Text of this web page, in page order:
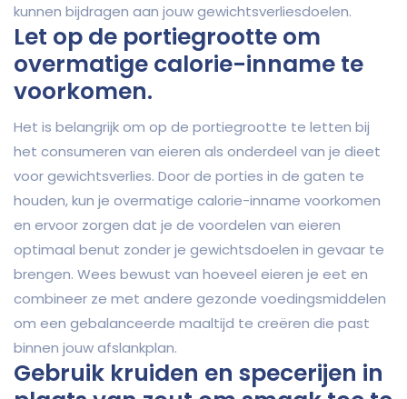
kunnen bijdragen aan jouw gewichtsverliesdoelen.
Let op de portiegrootte om
overmatige calorie-inname te
voorkomen.
Het is belangrijk om op de portiegrootte te letten bij
het consumeren van eieren als onderdeel van je dieet
voor gewichtsverlies. Door de porties in de gaten te
houden, kun je overmatige calorie-inname voorkomen
en ervoor zorgen dat je de voordelen van eieren
optimaal benut zonder je gewichtsdoelen in gevaar te
brengen. Wees bewust van hoeveel eieren je eet en
combineer ze met andere gezonde voedingsmiddelen
om een gebalanceerde maaltijd te creëren die past
binnen jouw afslankplan.
Gebruik kruiden en specerijen in